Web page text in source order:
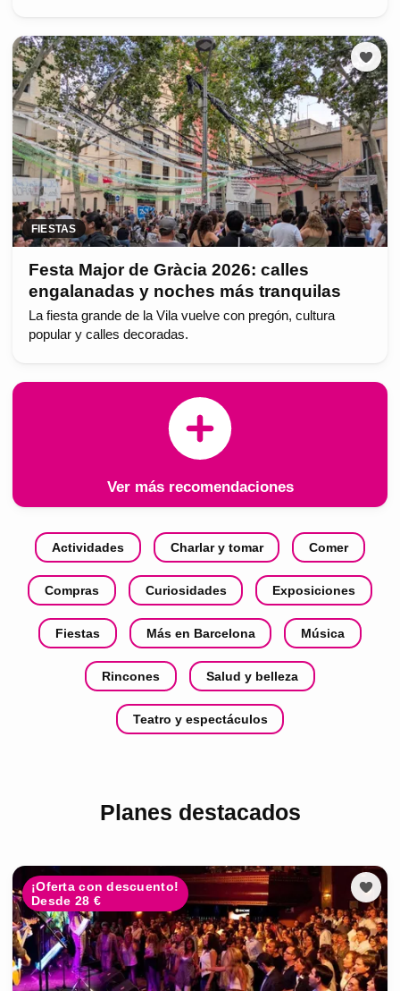
FIESTAS
Festa Major de Gràcia 2026: calles
engalanadas y noches más tranquilas
La fiesta grande de la Vila vuelve con pregón, cultura
popular y calles decoradas.
Ver más recomendaciones
Actividades Charlar y tomar Comer
Compras Curiosidades Exposiciones
Fiestas Más en Barcelona Música
Rincones Salud y belleza
Teatro y espectáculos
Planes destacados
¡Oferta con descuento!
Desde 28 €